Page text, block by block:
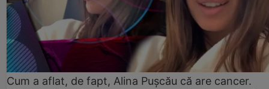
Cum a aflat, de fapt, Alina Pușcău că are cancer.